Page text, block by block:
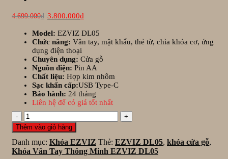
4.699.000₫
Giá
gốc
là:
4.699.000₫.
3.800.000₫Giá
hiện
tại
là:
3.800.000₫.
Model: EZVIZ DL05
Chức năng: Vân tay, mật khẩu, thẻ từ, chìa khóa cơ, ứng
dụng điện thoại
Chuyên dụng: Cửa gỗ
Nguồn điện: Pin AA
Chất liệu: Hợp kim nhôm
Sạc khẩn cấp:USB Type-C
Bảo hành: 24 tháng
Liên hệ để có giá tốt nhất
EZVIZ
DL05
khóa
vân
tay
Thêm vào giỏ hàng
Danh mục: Khóa EZVIZ Thẻ: EZVIZ DL05, khóa cửa gỗ,
Khóa Vân Tay Thông Minh EZVIZ DL05